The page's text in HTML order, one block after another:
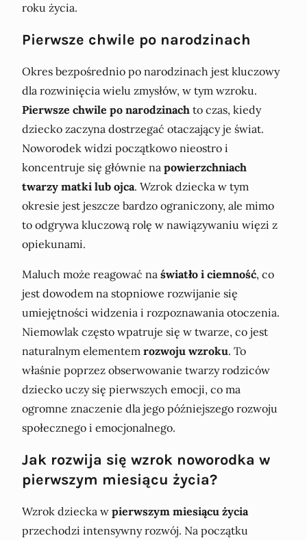
roku życia.
Pierwsze chwile po narodzinach
Okres bezpośrednio po narodzinach jest kluczowy
dla rozwinięcia wielu zmysłów, w tym wzroku.
Pierwsze chwile po narodzinach to czas, kiedy
dziecko zaczyna dostrzegać otaczający je świat.
Noworodek widzi początkowo nieostro i
koncentruje się głównie na powierzchniach
twarzy matki lub ojca. Wzrok dziecka w tym
okresie jest jeszcze bardzo ograniczony, ale mimo
to odgrywa kluczową rolę w nawiązywaniu więzi z
opiekunami.
Maluch może reagować na światło i ciemność, co
jest dowodem na stopniowe rozwijanie się
umiejętności widzenia i rozpoznawania otoczenia.
Niemowlak często wpatruje się w twarze, co jest
naturalnym elementem rozwoju wzroku. To
właśnie poprzez obserwowanie twarzy rodziców
dziecko uczy się pierwszych emocji, co ma
ogromne znaczenie dla jego późniejszego rozwoju
społecznego i emocjonalnego.
Jak rozwija się wzrok noworodka w
pierwszym miesiącu życia?
Wzrok dziecka w pierwszym miesiącu życia
przechodzi intensywny rozwój. Na początku